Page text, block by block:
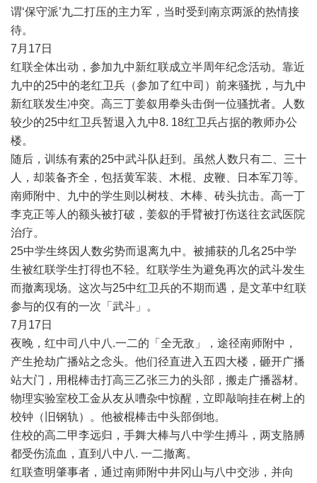
谓‘保守派’九二打压的主力军，当时受到南京两派的热情接
待。
7 月 17 日
红联全体出动，参加九中新红联成立半周年纪念活动。靠近
九中的25中的老红卫兵（参加了红中司）前来骚扰，与九中
新红联发生冲突。高三丁姜叙用拳头击倒一位骚扰者。人数
较少的25中红卫兵暂退入九中8. 18红卫兵占据的教师办公
楼。
随后，训练有素的25中武斗队赶到。虽然人数只有二、三十
人，却装备齐全，包括黄军装、木棍、皮鞭、日本军刀等。
南师附中、九中的学生则以树枝、木棒、砖头抗击。高一丁
李克正等人的额头被打破，姜叙的手臂被打伤送往玄武医院
治疗。
25中学生终因人数劣势而退离九中。被捕获的几名25中学
生被红联学生打得也不轻。红联学生为避免再次的武斗发生
而撤离现场。这次与25中红卫兵的不期而遇，是文革中红联
参与的仅有的一次「武斗」。
7 月 17 日
夜晚，红中司八中八 .一二的「全无敌」，途径南师附中，
产生抢劫广播站之念头。他们径直进入五四大楼，砸开广播
站大门，用棍棒击打高三乙张三力的头部，搬走广播器材。
物理实验室校工金从友从嘈杂中惊醒，立即敲响挂在树上的
校钟（旧钢轨）。他被棍棒击中头部倒地。
住校的高二甲李远归，手舞大棒与八中学生搏斗，两支胳膊
都受伤流血，直到八中八 . 一二撤离。
红联查明肇事者，通过南师附中井冈山与八中交涉，并向